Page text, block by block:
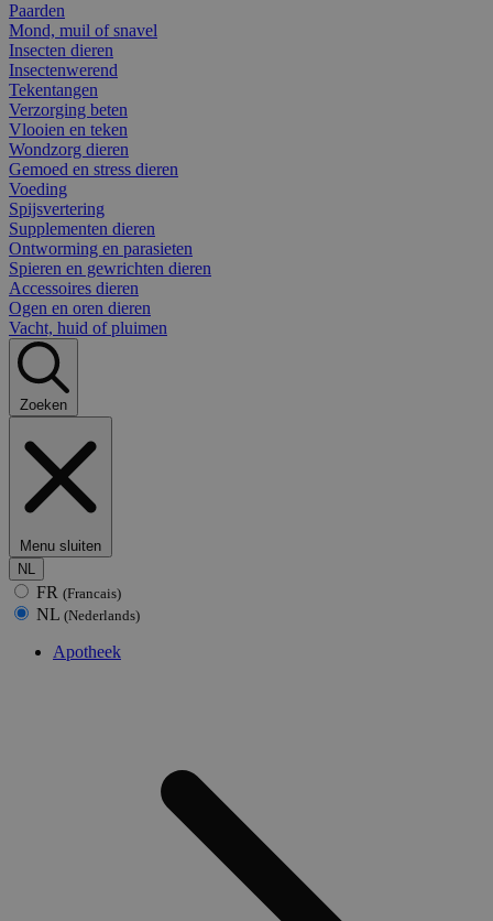
Paarden
Mond, muil of snavel
Insecten dieren
Insectenwerend
Tekentangen
Verzorging beten
Vlooien en teken
Wondzorg dieren
Gemoed en stress dieren
Voeding
Spijsvertering
Supplementen dieren
Ontworming en parasieten
Spieren en gewrichten dieren
Accessoires dieren
Ogen en oren dieren
Vacht, huid of pluimen
Zoeken
Menu sluiten
NL
FR (Francais)
NL (Nederlands)
Apotheek